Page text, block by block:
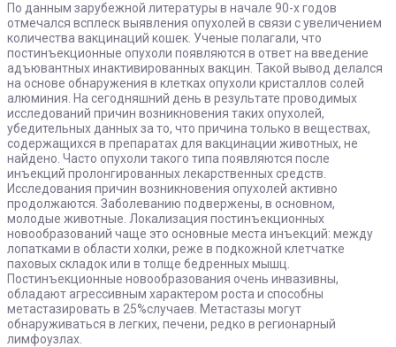
По данным зарубежной литературы в начале 90-х годов
отмечался всплеск выявления опухолей в связи с увеличением
количества вакцинаций кошек. Ученые полагали, что
постинъекционные опухоли появляются в ответ на введение
адъювантных инактивированных вакцин. Такой вывод делался
на основе обнаружения в клетках опухоли кристаллов солей
алюминия. На сегодняшний день в результате проводимых
исследований причин возникновения таких опухолей,
убедительных данных за то, что причина только в веществах,
содержащихся в препаратах для вакцинации животных, не
найдено. Часто опухоли такого типа появляются после
инъекций пролонгированных лекарственных средств.
Исследования причин возникновения опухолей активно
продолжаются. Заболеванию подвержены, в основном,
молодые животные. Локализация постинъекционных
новообразований чаще это основные места инъекций: между
лопатками в области холки, реже в подкожной клетчатке
паховых складок или в толще бедренных мышц.
Постинъекционные новообразования очень инвазивны,
обладают агрессивным характером роста и способны
метастазировать в 25%случаев. Метастазы могут
обнаруживаться в легких, печени, редко в регионарный
лимфоузлах.